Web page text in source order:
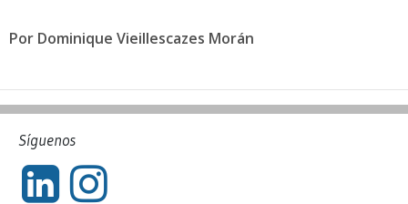
Por Dominique Vieillescazes Morán
Síguenos